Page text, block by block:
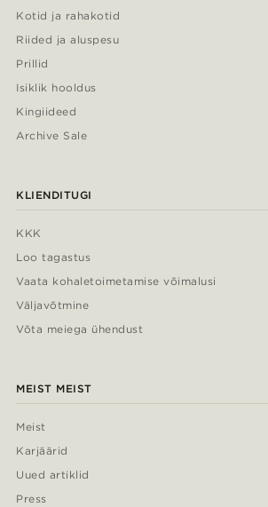
Kotid ja rahakotid
Riided ja aluspesu
Prillid
Isiklik hooldus
Kingiideed
Archive Sale
KLIENDITUGI
KKK
Loo tagastus
Vaata kohaletoimetamise võimalusi
Väljavõtmine
Võta meiega ühendust
MEIST MEIST
Meist
Karjäärid
Uued artiklid
Press